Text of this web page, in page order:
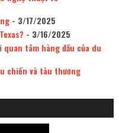
- 3/17/2025
- 3/16/2025
tâm hàng đầu của du
chiến và tàu thương